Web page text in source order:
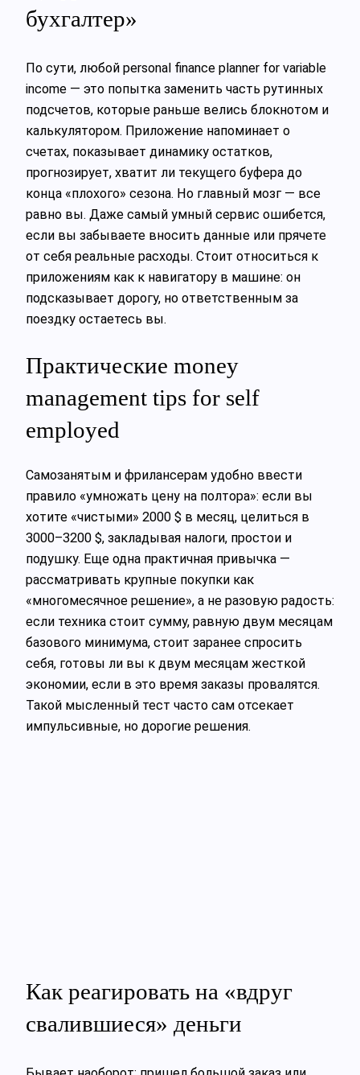
бухгалтер»
По сути, любой personal finance planner for variable
income — это попытка заменить часть рутинных
подсчетов, которые раньше велись блокнотом и
калькулятором. Приложение напоминает о
счетах, показывает динамику остатков,
прогнозирует, хватит ли текущего буфера до
конца «плохого» сезона. Но главный мозг — все
равно вы. Даже самый умный сервис ошибется,
если вы забываете вносить данные или прячете
от себя реальные расходы. Стоит относиться к
приложениям как к навигатору в машине: он
подсказывает дорогу, но ответственным за
поездку остаетесь вы.
Практические money
management tips for self
employed
Самозанятым и фрилансерам удобно ввести
правило «умножать цену на полтора»: если вы
хотите «чистыми» 2000 $ в месяц, целиться в
3000–3200 $, закладывая налоги, простои и
подушку. Еще одна практичная привычка —
рассматривать крупные покупки как
«многомесячное решение», а не разовую радость:
если техника стоит сумму, равную двум месяцам
базового минимума, стоит заранее спросить
себя, готовы ли вы к двум месяцам жесткой
экономии, если в это время заказы провалятся.
Такой мысленный тест часто сам отсекает
импульсивные, но дорогие решения.
Как реагировать на «вдруг
свалившиеся» деньги